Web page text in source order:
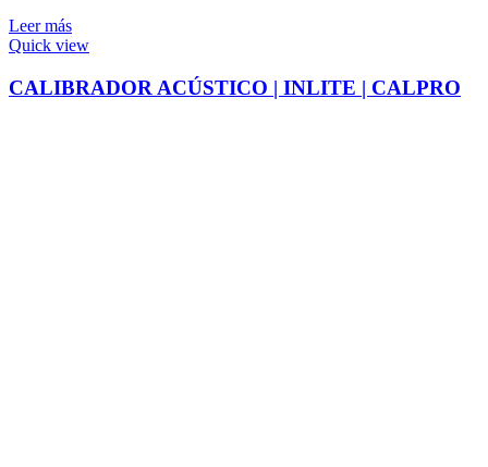
Leer más
Quick view
CALIBRADOR ACÚSTICO | INLITE | CALPRO